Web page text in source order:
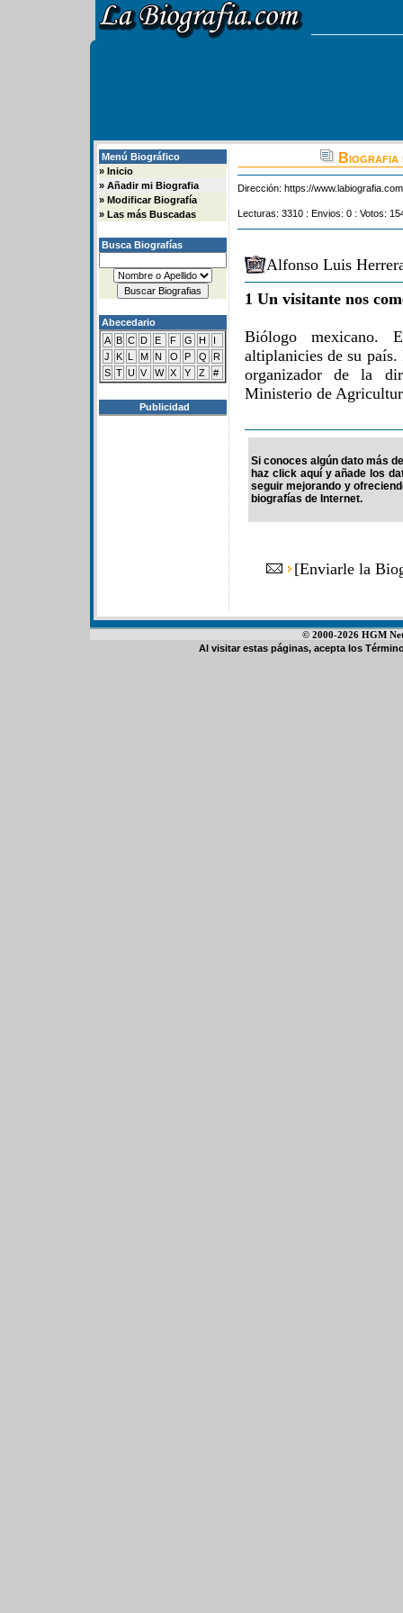
Menú Biográfico
» Inicio
» Añadir mi Biografia
» Modificar Biografía
» Las más Buscadas
Busca Biografías
Abecedario
A B C D E F G H
I
J
K L M N O P Q
R
S T U V W X Y Z #
Publicidad
Biografia
Dirección: https://
Lecturas: 3310 : Envios: 0 : Votos:
Alfonso Luis
1 Un visitante nos
Biólogo
altiplanicies de su
organizador de la
Ministerio de
Si conoces algún dato más
haz click aquí y añade los
seguir mejorando y
biografías de Internet.
[Enviarle la
© 2000-2026 HGM
Al visitar estas páginas, acepta los